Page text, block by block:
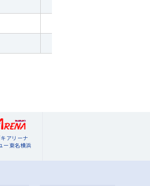
アリーナ
ー東名横浜